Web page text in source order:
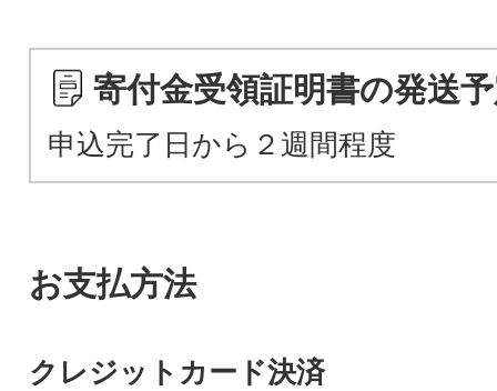
寄付金受領証明書の発送
申込完了日から２週間程度
お支払方法
クレジットカード決済